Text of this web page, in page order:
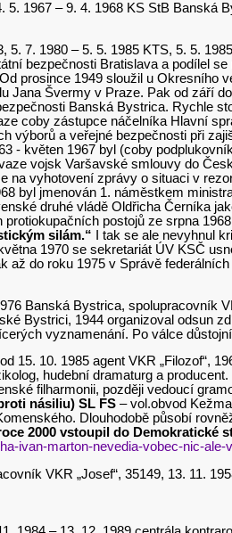
5. 1967 – 9. 4. 1968 KS StB
5. 7. 1980 – 5. 5. 1985 KTS, 5. 5.
bezpečnosti Bratislava a podílel
prosince 1949 sloužil u
Jana Švermy v Praze. Pak od září
Banská Bystrica. Rychle
coby zástupce náčelníka Hlavní
výborů a veřejné bezpečnosti při
- květen 1967 byl (coby
vojsk Varšavské smlouvy do
vyhotovení zprávy o situaci v
byl jmenován 1. náměstkem
druhé vládě Oldřicha Černíka
postojů ze srpna
silám.“ I tak se ale nevyhnul
1970 se sekretariát ÚV KSČ
až do roku 1975 v Správě
Banská Bystrica, spolupracovník
Bystrici, 1944 organizoval odsun
vyznamenání. Po válce
15. 10. 1985 agent VKR „Filozof“,
hudební dramaturg a
filharmonii, později vedoucí
násiliu) SL FS – vol.obvod
Dlouhodobě působí
2000 vstoupil do Demokratické
ivan-marton-nevedia-vobec-nic-ale-
VKR „Josef“, 35149, 13. 11.